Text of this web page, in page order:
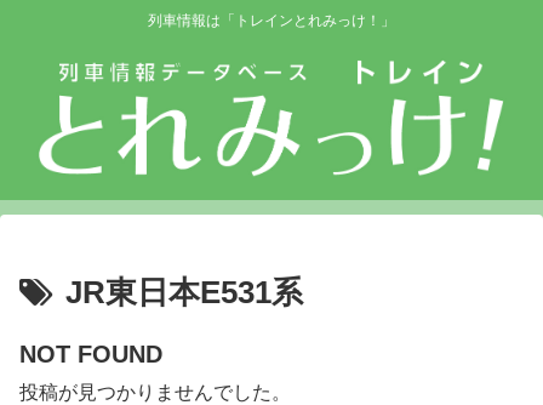
列車情報は「トレインとれみっけ！」
JR東日本E531系
NOT FOUND
投稿が見つかりませんでした。